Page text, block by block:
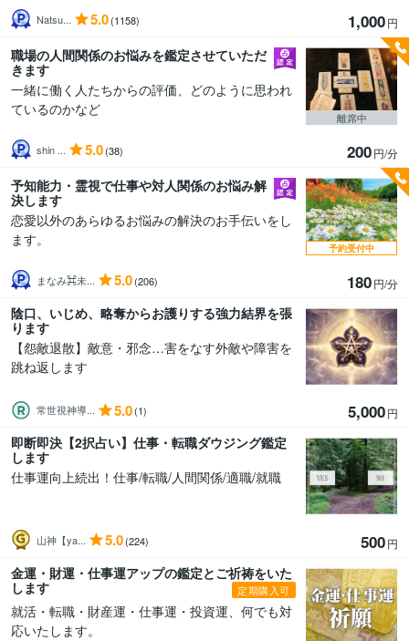
Natsu... 5.0(1158) 1,000円
職場の人間関係のお悩みを鑑定させていただ
きます
一緒に働く人たちからの評価、どのように思われ
ているのかなど
shin ... 5.0(38) 200円/分
離席中
予知能力・霊視で仕事や対人関係のお悩み解
決します
恋愛以外のあらゆるお悩みの解決のお手伝いをし
ます。
まなみ⌘未... 5.0(206) 180円/分
予約受付中
陰口、いじめ、略奪からお護りする強力結界を張
ります
【怨敵退散】敵意・邪念…害をなす外敵や障害を
跳ね返します
常世視神導... 5.0(1) 5,000円
即断即決【2択占い】仕事・転職ダウジング鑑定
します
仕事運向上続出！仕事/転職/人間関係/適職/就職
山神【ya... 5.0(224) 500円
金運・財運・仕事運アップの鑑定とご祈祷をいた
します
定期購入可
就活・転職・財産運・仕事運・投資運、何でも対
応いたします。